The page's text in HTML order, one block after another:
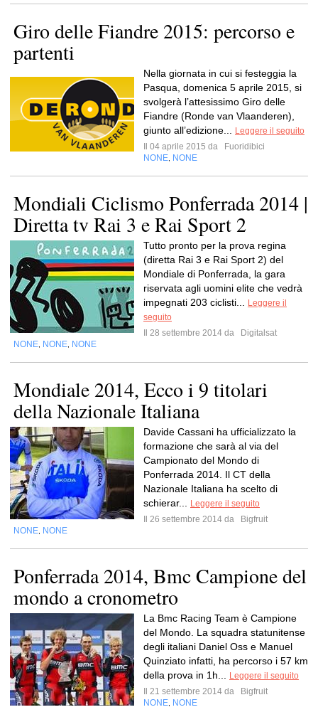
Giro delle Fiandre 2015: percorso e
partenti
Nella giornata in cui si festeggia la
Pasqua, domenica 5 aprile 2015, si
svolgerà l’attesissimo Giro delle
Fiandre (Ronde van Vlaanderen),
giunto all’edizione...
Leggere il seguito
Il 04 aprile 2015 da
Fuoridibici
NONE NONE
Mondiali Ciclismo Ponferrada 2014 |
Diretta tv Rai 3 e Rai Sport 2
Tutto pronto per la prova regina
(diretta Rai 3 e Rai Sport 2) del
Mondiale di Ponferrada, la gara
riservata agli uomini elite che vedrà
impegnati 203 ciclisti...
Leggere il
seguito
Il 28 settembre 2014 da
Digitalsat
NONE NONE NONE
Mondiale 2014, Ecco i 9 titolari
della Nazionale Italiana
Davide Cassani ha ufficializzato la
formazione che sarà al via del
Campionato del Mondo di
Ponferrada 2014. Il CT della
Nazionale Italiana ha scelto di
schierar...
Leggere il seguito
Il 26 settembre 2014 da
Bigfruit
NONE NONE
Ponferrada 2014, Bmc Campione del
mondo a cronometro
La Bmc Racing Team è Campione
del Mondo. La squadra statunitense
degli italiani Daniel Oss e Manuel
Quinziato infatti, ha percorso i 57 km
della prova in 1h...
Leggere il seguito
Il 21 settembre 2014 da
Bigfruit
NONE NONE